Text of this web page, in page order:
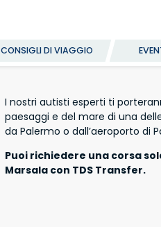
CONSIGLI DI VIAGGIO
I nostri autisti esperti ti
paesaggi e del mare di una
da Palermo o dall’aeroporto di
Puoi richiedere una corsa
Marsala con TDS Transfer.